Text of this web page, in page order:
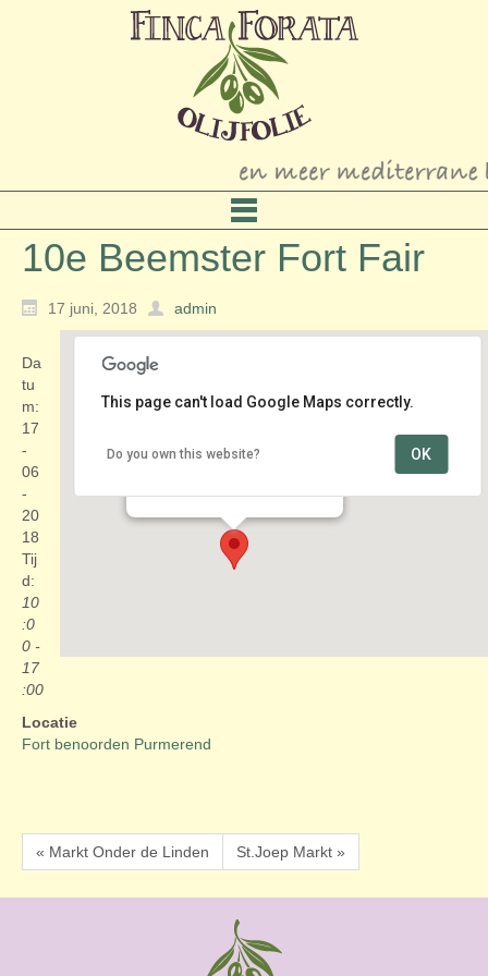
10e Beemster Fort Fair
17 juni, 2018 admin
Fort benoorden Purmerend
This page can't load Google Maps correctly.
Do you own this website? OK
Da
tu
m:
17
-
06
-
20
18
Tij
d:
10
:0
0 -
17
:00
Locatie
Fort benoorden Purmerend
« Markt Onder de Linden St.Joep Markt »